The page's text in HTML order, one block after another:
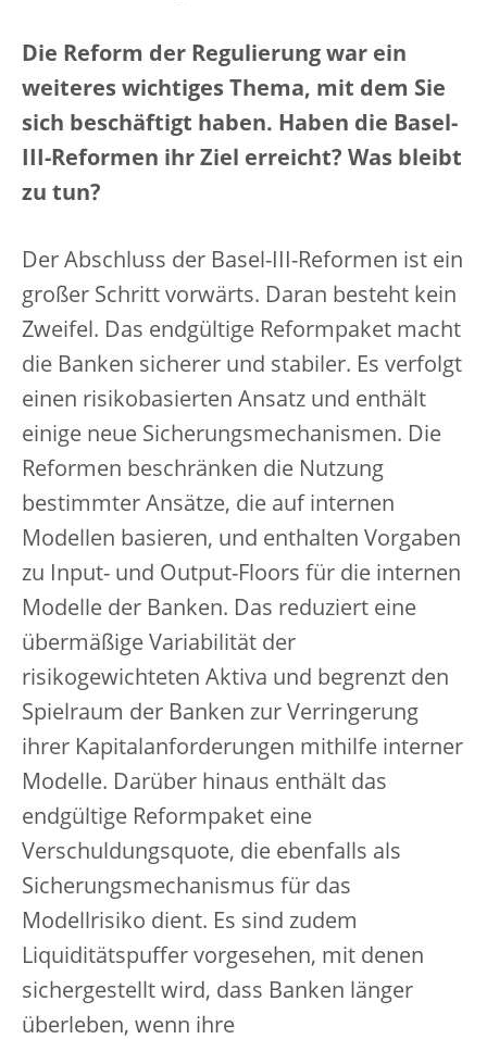
Die Reform der Regulierung war ein
weiteres wichtiges Thema, mit dem Sie
sich beschäftigt haben. Haben die Basel-
III-Reformen ihr Ziel erreicht? Was bleibt
zu tun?
Der Abschluss der Basel-III-Reformen ist ein
großer Schritt vorwärts. Daran besteht kein
Zweifel. Das endgültige Reformpaket macht
die Banken sicherer und stabiler. Es verfolgt
einen risikobasierten Ansatz und enthält
einige neue Sicherungsmechanismen. Die
Reformen beschränken die Nutzung
bestimmter Ansätze, die auf internen
Modellen basieren, und enthalten Vorgaben
zu Input- und Output-Floors für die internen
Modelle der Banken. Das reduziert eine
übermäßige Variabilität der
risikogewichteten Aktiva und begrenzt den
Spielraum der Banken zur Verringerung
ihrer Kapitalanforderungen mithilfe interner
Modelle. Darüber hinaus enthält das
endgültige Reformpaket eine
Verschuldungsquote, die ebenfalls als
Sicherungsmechanismus für das
Modellrisiko dient. Es sind zudem
Liquiditätspuffer vorgesehen, mit denen
sichergestellt wird, dass Banken länger
überleben, wenn ihre